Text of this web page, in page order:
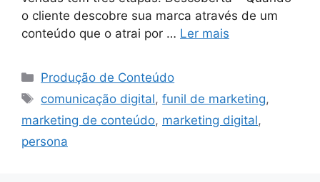
o cliente descobre sua marca através de um
conteúdo que o atrai por … Ler mais
Categorias
Produção de Conteúdo
Tags
comunicação digital,funil de marketing,
marketing de conteúdo, marketing digital,
persona